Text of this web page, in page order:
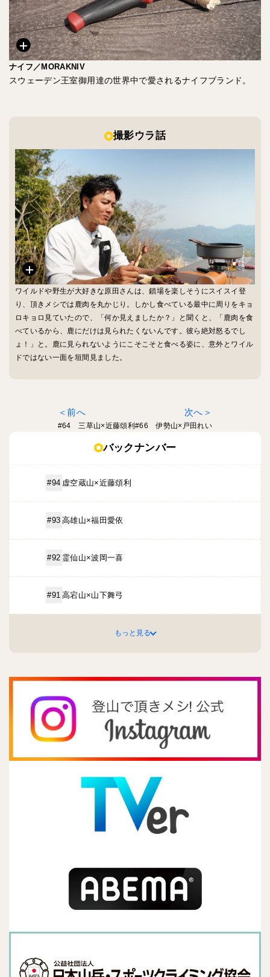
ナイフ／MORAKNIV
スウェーデン王室御用達の世界中で愛されるナイフブランド。
撮影ウラ話
ワイルドや野生が大好きな原田さんは、鎖場を楽しそうにスイスイ登
り、頂きメシでは鹿肉を丸かじり。しかし食べている最中に周りをキョ
ロキョロ見ていたので、「何か見えましたか？」と聞くと、「鹿肉を食
べているから、鹿にだけは見られたくないんです。彼ら絶対怒るでし
ょ！」と。鹿に見られないようにこそこそと食べる姿に、意外とワイル
ドではない一面を垣間見ました。
前へ
#64 三草山×近藤頌利 #66 伊勢山×戸田れい
次へ
バックナンバー
#94 虚空蔵山×近藤頌利
#93 高雄山×福田愛依
#92 霊仙山×波岡一喜
#91 高宕山×山下舞弓
もっと見る